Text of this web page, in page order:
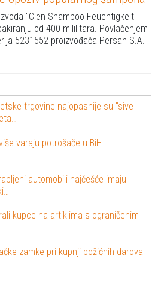
"Cien Shampoo Feuchtigkeit"
od 400 mililitara. Povlačenjem
5231552 proizvođača Persan S.A.
trgovine najopasnije su "sive
varaju potrošače u BiH
automobili najčešće imaju
kupce na artiklima s ograničenim
zamke pri kupnji božićnih darova